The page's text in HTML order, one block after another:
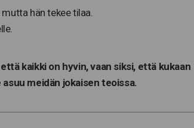
hän tekee tilaa.
kaikki on hyvin, vaan siksi, että kukaan
meidän jokaisen teoissa.